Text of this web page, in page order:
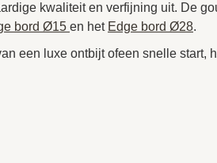
kwaliteit en verfijning uit. De
bord Ø15 en het Edge bord Ø28.
een luxe ontbijt ofeen snelle